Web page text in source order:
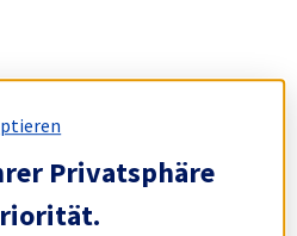
Privatsphäre